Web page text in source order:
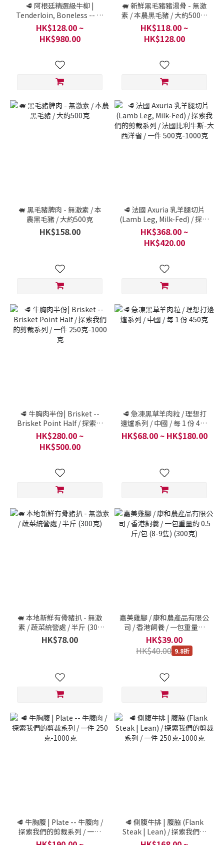
🥩 阿根廷精選級牛柳 |
Tenderloin, Boneless -- 安
格斯草飼牛裡肌肉 | 肉眼
(Angus Grass-Fed
Tenderloin) / 探索我們的剪
HK$128.00 ~
HK$980.00
🐖 新鮮黑毛豬豬湯骨 - 無激
素 / 本農黑毛豬 / 大約500克
0.8斤 (二人份量)
HK$118.00 ~
HK$128.00
🐖 黑毛豬脾肉 - 無激素 / 本
農黑毛豬 / 大約500克
HK$158.00
🥩 法國 Axuria 乳羊腿切片
(Lamb Leg, Milk-Fed) / 探索
我們的剪裁系列 / 法國比利牛
斯-大西洋省 / 一件 500
克-1000克
HK$368.00 ~
HK$420.00
🥩 牛胸肉半份| Brisket --
Brisket Point Half / 探索我
們的剪裁系列 / 一件 250
克-1000克
HK$280.00 ~
HK$500.00
🥩 急凍黑草羊肉粒 / 理想打
邊爐系列 / 中國 / 每 1 份 450
克
HK$68.00 ~ HK$180.00
🐖 本地新鮮有骨豬扒 - 無激
素 / 蔬菜統營處 / 半斤 (300
克)
HK$78.00
嘉美雞腳 / 康和農產品有限公
司 / 香港飼養 / 一包重量約
0.5 斤/包 (8-9隻) (300克)
HK$39.00
HK$40.00 9.8折
🥩 牛胸腹 | Plate -- 牛腹肉 /
探索我們的剪裁系列 / 一件
250克-1000克
🥩 側腹牛排 | 腹脇 (Flank
Steak | Lean) / 探索我們的
剪裁系列 / 一件 250克-1000